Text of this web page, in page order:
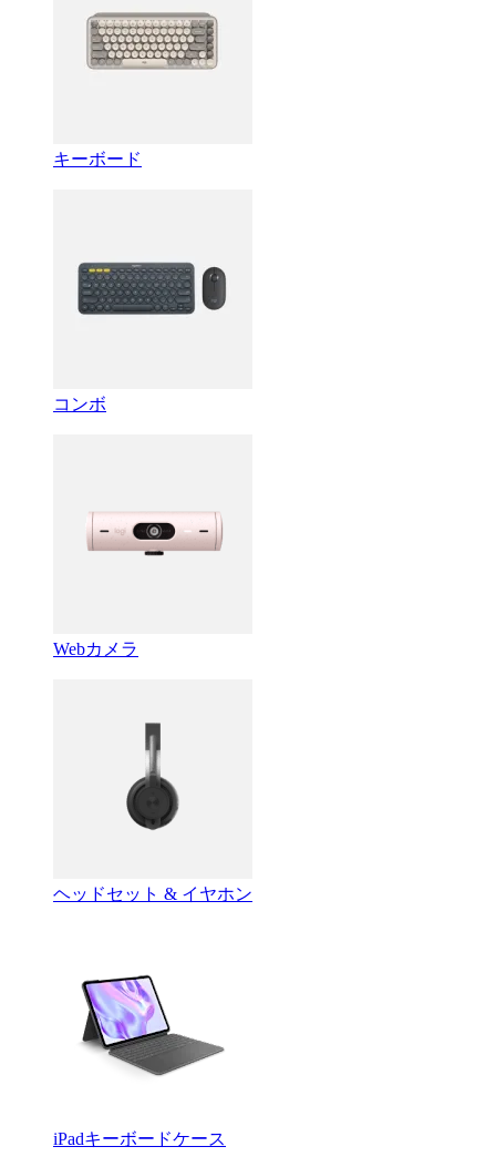
キーボード
コンボ
Webカメラ
ヘッドセット & イヤホン
iPadキーボードケース